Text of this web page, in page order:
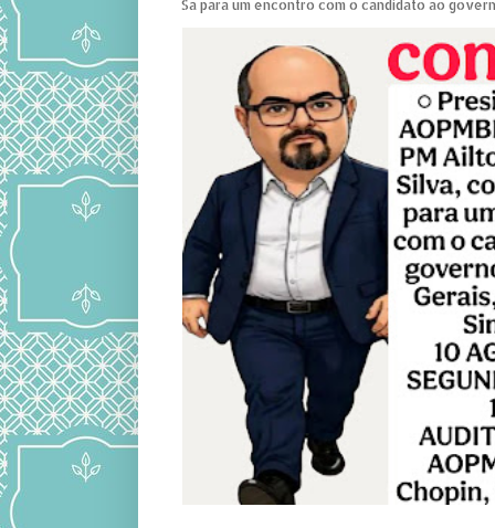
Sa para um encontro com o candidato ao